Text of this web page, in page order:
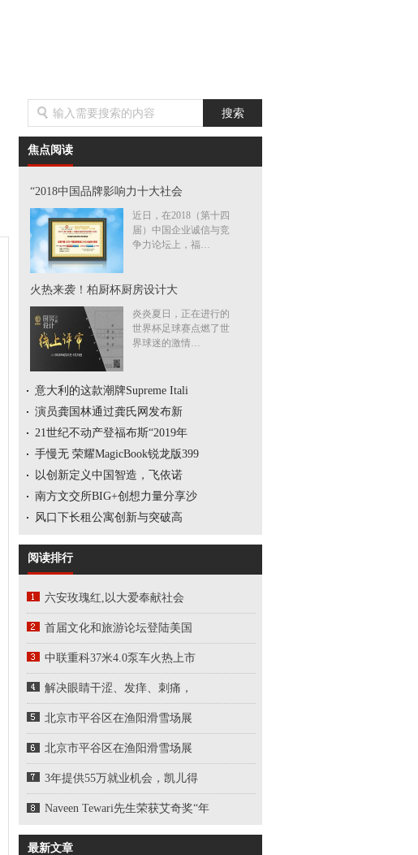
焦点阅读
“2018中国品牌影响力十大社会
近日，在2018（第十四
届）中国企业诚信与竞
争力论坛上，福…
火热来袭！柏厨杯厨房设计大
炎炎夏日，正在进行的
世界杯足球赛点燃了世
界球迷的激情…
意大利的这款潮牌Supreme Itali
演员龚国林通过龚氏网发布新
21世纪不动产登福布斯“2019年
手慢无 荣耀MagicBook锐龙版399
以创新定义中国智造，飞依诺
南方文交所BIG+创想力量分享沙
风口下长租公寓创新与突破高
阅读排行
六安玫瑰红,以大爱奉献社会
首届文化和旅游论坛登陆美国
中联重科37米4.0泵车火热上市
解决眼睛干涩、发痒、刺痛，
北京市平谷区在渔阳滑雪场展
北京市平谷区在渔阳滑雪场展
3年提供55万就业机会，凯儿得
Naveen Tewari先生荣获艾奇奖“年
最新文章